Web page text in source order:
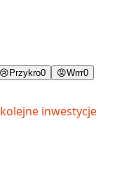
😢 Przykro0 😡Wrrr0